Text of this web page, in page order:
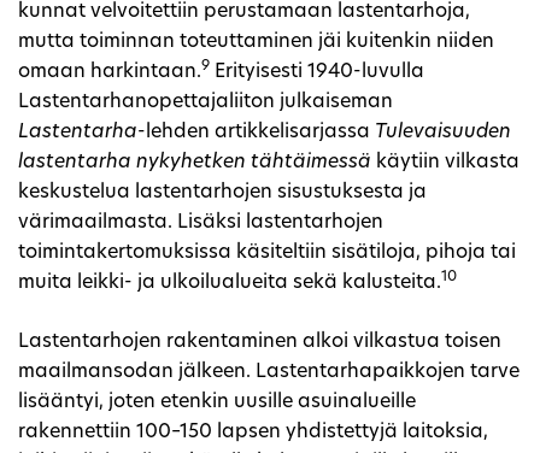
kunnat velvoitettiin perustamaan lastentarhoja,
mutta toiminnan toteuttaminen jäi kuitenkin niiden
omaan harkintaan.9 Erityisesti 1940-luvulla
Lastentarhanopettajaliiton julkaiseman
Lastentarha-lehden artikkelisarjassa Tulevaisuuden
lastentarha nykyhetken tähtäimessä käytiin vilkasta
keskustelua lastentarhojen sisustuksesta ja
värimaailmasta. Lisäksi lastentarhojen
toimintakertomuksissa käsiteltiin sisätiloja, pihoja tai
muita leikki- ja ulkoilualueita sekä kalusteita.10
Lastentarhojen rakentaminen alkoi vilkastua toisen
maailmansodan jälkeen. Lastentarhapaikkojen tarve
lisääntyi, joten etenkin uusille asuinalueille
rakennettiin 100–150 lapsen yhdistettyjä laitoksia,